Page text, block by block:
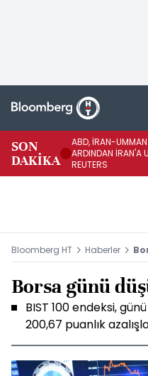
SON
DAKİKA
ABD, İRAN-
ARDINDAN İRAN'A
REUTERS
Bloomberg HT Haberler
Borsa günü
BIST 100 endeksi,
200,67 puanlık